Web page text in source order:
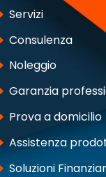
Servizi
Consulenza
Noleggio
Garanzia
Prova a domicilio
Assistenza
Soluzioni